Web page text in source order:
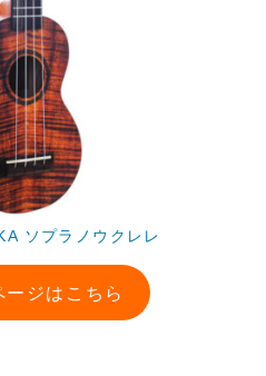
ソプラノウクレレ
ジはこちら